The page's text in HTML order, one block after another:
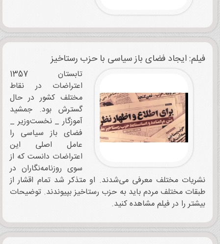
فیلم: ایجاد فضای باز سیاسی با حزب رستاخیز
تابستان 1357
اعتراضات در نقاط
مختلف کشور در حال
گسترش بود. جمشید
آموزگار _ نخست‌وزیر _
فضای باز سیاسی را
عامل اصلی این
اعتراضات دانست که از
سوی روزنامه‌نگاران در
نشریات مختلف معرفی می‌شدند. او متذکر شد تمام اقشار از
طبقات مختلف مردم باید به حزب رستاخیز بپیوندند. توضیحات
بیشتر را در فیلم مشاهده کنید.